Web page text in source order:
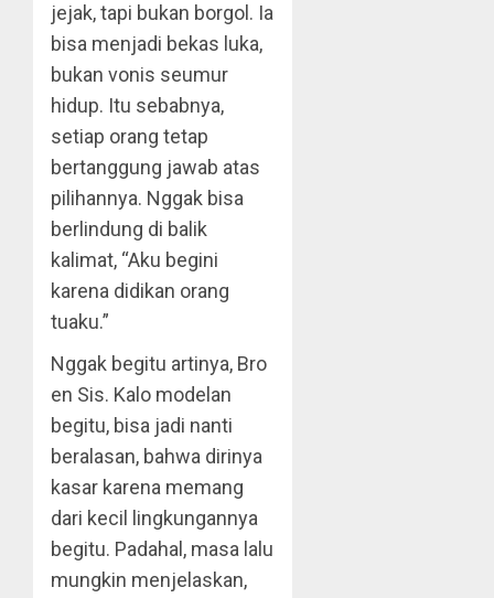
jejak, tapi bukan borgol. Ia
bisa menjadi bekas luka,
bukan vonis seumur
hidup. Itu sebabnya,
setiap orang tetap
bertanggung jawab atas
pilihannya. Nggak bisa
berlindung di balik
kalimat, “Aku begini
karena didikan orang
tuaku.”
Nggak begitu artinya, Bro
en Sis. Kalo modelan
begitu, bisa jadi nanti
beralasan, bahwa dirinya
kasar karena memang
dari kecil lingkungannya
begitu. Padahal, masa lalu
mungkin menjelaskan,